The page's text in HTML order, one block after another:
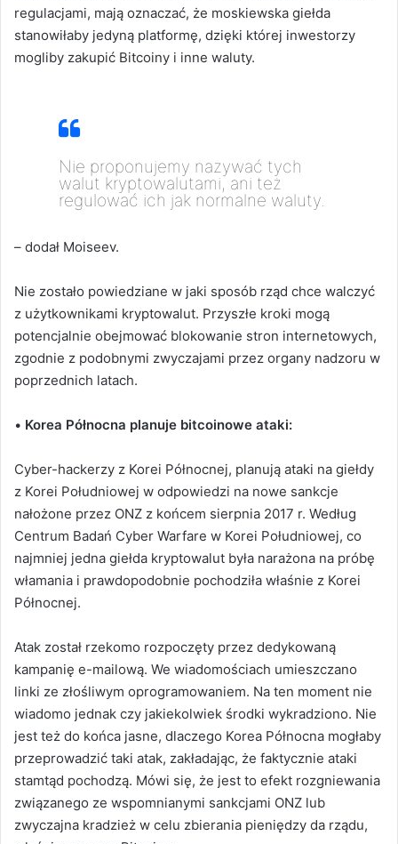
regulacjami, mają oznaczać, że moskiewska giełda
stanowiłaby jedyną platformę, dzięki której inwestorzy
mogliby zakupić Bitcoiny i inne waluty.
Nie proponujemy nazywać tych
walut kryptowalutami, ani też
regulować ich jak normalne waluty.
– dodał Moiseev.
Nie zostało powiedziane w jaki sposób rząd chce walczyć
z użytkownikami kryptowalut. Przyszłe kroki mogą
potencjalnie obejmować blokowanie stron internetowych,
zgodnie z podobnymi zwyczajami przez organy nadzoru w
poprzednich latach.
• Korea Północna planuje bitcoinowe ataki:
Cyber-hackerzy z Korei Północnej, planują ataki na giełdy
z Korei Południowej w odpowiedzi na nowe sankcje
nałożone przez ONZ z końcem sierpnia 2017 r. Według
Centrum Badań Cyber ​​Warfare w Korei Południowej, co
najmniej jedna giełda kryptowalut była narażona na próbę
włamania i prawdopodobnie pochodziła właśnie z Korei
Północnej.
Atak został rzekomo rozpoczęty przez dedykowaną
kampanię e-mailową. We wiadomościach umieszczano
linki ze złośliwym oprogramowaniem. Na ten moment nie
wiadomo jednak czy jakiekolwiek środki wykradziono. Nie
jest też do końca jasne, dlaczego Korea Północna mogłaby
przeprowadzić taki atak, zakładając, że faktycznie ataki
stamtąd pochodzą. Mówi się, że jest to efekt rozgniewania
związanego ze wspomnianymi sankcjami ONZ lub
zwyczajna kradzież w celu zbierania pieniędzy da rządu,